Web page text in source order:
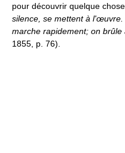
pour découvrir quelque chose.
silence, se mettent à
marche rapidement; on brûle
1855, p. 76).